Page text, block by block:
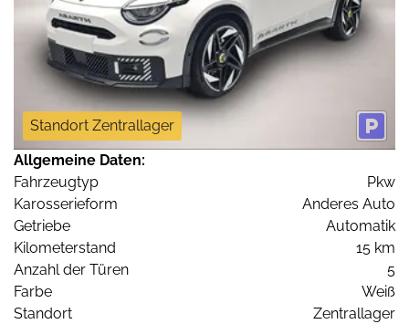
Standort Zentrallager
Allgemeine Daten:
Fahrzeugtyp
Pkw
Karosserieform
Anderes Auto
Getriebe
Automatik
Kilometerstand
15 km
Anzahl der Türen
5
Farbe
Weiß
Standort
Zentrallager